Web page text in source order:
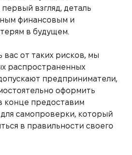
взгляд, деталь
финансовым и
в будущем.
от таких рисков, мы
распространенных
предприниматели,
оформить
конце предоставим
самопроверки, который
в правильности своего